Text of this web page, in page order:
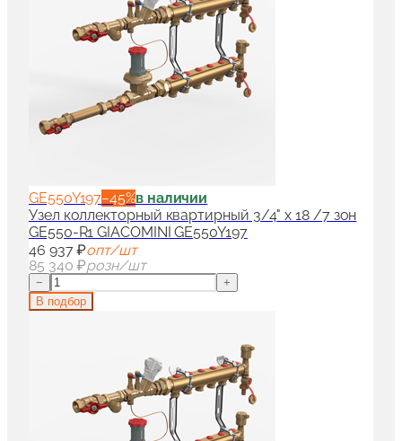
GE550Y197−45%в наличии
Узел коллекторный квартирный 3/4" x 18 /7 зон
GE550-R1 GIACOMINI GE550Y197
46 937 ₽опт/шт
85 340 ₽розн/шт
−
+
В подбор